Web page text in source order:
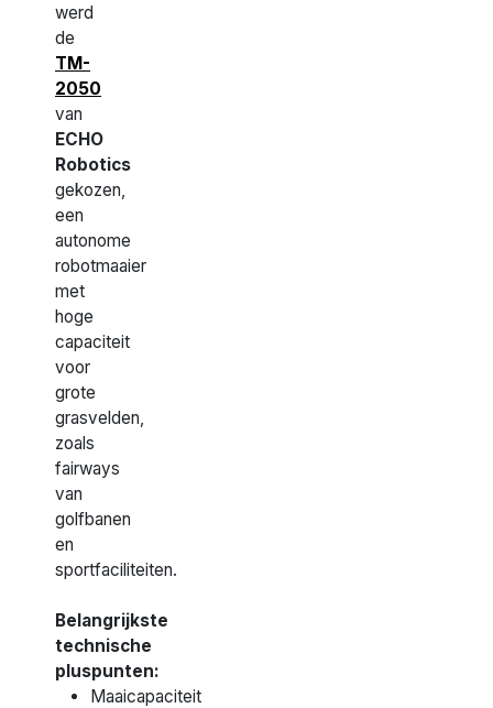
werd
de
TM-
2050
van
ECHO
Robotics
gekozen,
een
autonome
robotmaaier
met
hoge
capaciteit
voor
grote
grasvelden,
zoals
fairways
van
golfbanen
en
sportfaciliteiten.
Belangrijkste
technische
pluspunten:
Maaicapaciteit